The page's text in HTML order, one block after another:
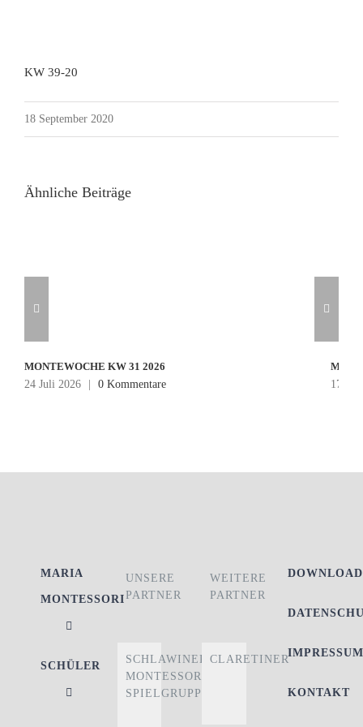
KW 39-20
18 September 2020
Ähnliche Beiträge
MONTEWOCHE KW 31 2026
24 Juli 2026
| 0 Kommentare
17
MARIA
MONTESSORI
SCHÜLER
UNSERE
PARTNER
SCHLAWINER
MONTESSORI-
SPIELGRUPPE
WEITERE
PARTNER
CLARETINER
IMPRESSUM
KONTAKT